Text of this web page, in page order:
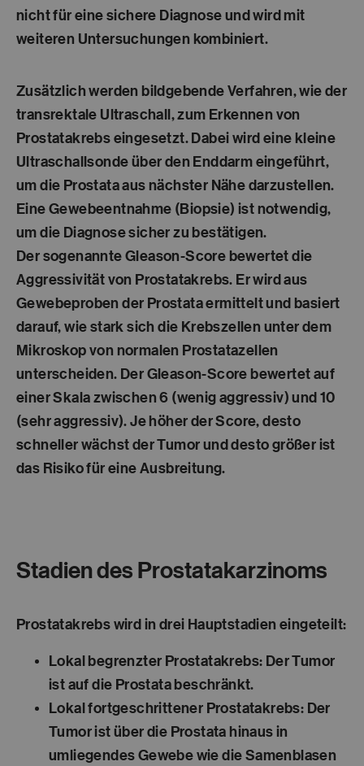
nicht für eine sichere Diagnose und wird mit
weiteren Untersuchungen kombiniert.
Zusätzlich werden bildgebende Verfahren, wie der
transrektale Ultraschall, zum Erkennen von
Prostatakrebs eingesetzt. Dabei wird eine kleine
Ultraschallsonde über den Enddarm eingeführt,
um die Prostata aus nächster Nähe darzustellen.
Eine Gewebeentnahme (Biopsie) ist notwendig,
um die Diagnose sicher zu bestätigen.
Der sogenannte Gleason-Score bewertet die
Aggressivität von Prostatakrebs. Er wird aus
Gewebeproben der Prostata ermittelt und basiert
darauf, wie stark sich die Krebszellen unter dem
Mikroskop von normalen Prostatazellen
unterscheiden. Der Gleason-Score bewertet auf
einer Skala zwischen 6 (wenig aggressiv) und 10
(sehr aggressiv). Je höher der Score, desto
schneller wächst der Tumor und desto größer ist
das Risiko für eine Ausbreitung.
Stadien des Prostatakarzinoms
Prostatakrebs wird in drei Hauptstadien eingeteilt:
Lokal begrenzter Prostatakrebs: Der Tumor
ist auf die Prostata beschränkt.
Lokal fortgeschrittener Prostatakrebs: Der
Tumor ist über die Prostata hinaus in
umliegendes Gewebe wie die Samenblasen